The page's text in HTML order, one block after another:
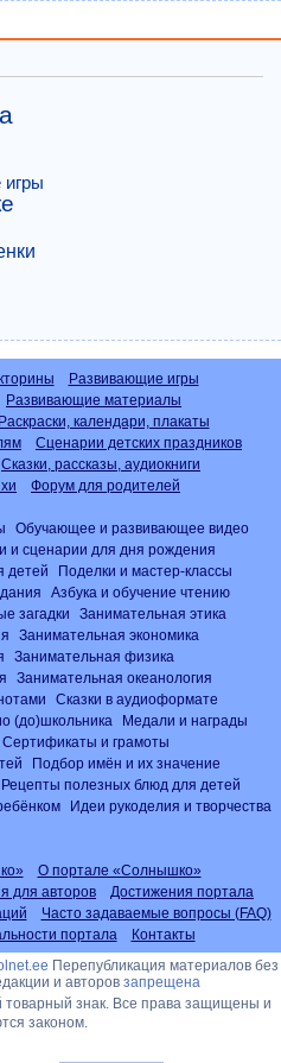
Развивающие игры
Развивающие материалы
Раскраски, календари, плакаты
Сценарии детских праздников
Сказки, рассказы, аудиокниги
Форум для родителей
Обучающее и развивающее видео
и сценарии для дня рождения
детей
Поделки и мастер-классы
Азбука и обучение чтению
загадки
Занимательная этика
Занимательная экономика
Занимательная физика
Занимательная океанология
Сказки в аудиоформате
(до)школьника
Медали и награды
Сертификаты и грамоты
Подбор имён и их значение
Рецепты полезных блюд для детей
Идеи рукоделия и творчества
О портале «Солнышко»
для авторов
Достижения портала
Часто задаваемые вопросы (FAQ)
портала
Контакты
Перепубликация материалов без
и авторов запрещена
знак. Все права защищены и
законом.